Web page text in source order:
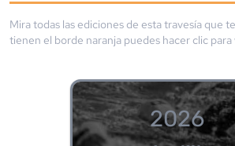
Mira todas las ediciones de esta travesía que
tienen el borde naranja puedes hacer clic
2026